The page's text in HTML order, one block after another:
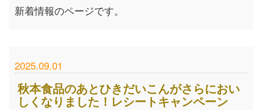
新着情報のページです。
2025.09.01
秋本食品のあとひきだいこんがさらにおい
しくなりました！レシートキャンペーン